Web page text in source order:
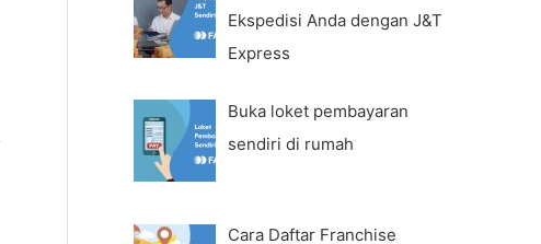
Ekspedisi Anda dengan J&T
Express
Buka loket pembayaran
sendiri di rumah
Cara Daftar Franchise